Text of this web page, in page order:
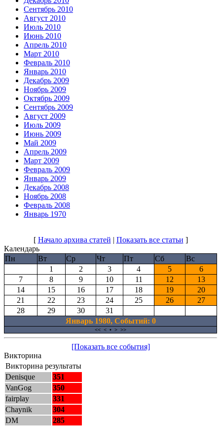
Сентябрь 2010
Август 2010
Июль 2010
Июнь 2010
Апрель 2010
Март 2010
Февраль 2010
Январь 2010
Декабрь 2009
Ноябрь 2009
Октябрь 2009
Сентябрь 2009
Август 2009
Июль 2009
Июнь 2009
Май 2009
Апрель 2009
Март 2009
Февраль 2009
Январь 2009
Декабрь 2008
Ноябрь 2008
Февраль 2008
Январь 1970
[ Начало архива статей | Показать все статьи ]
Календарь
Пн
Вт Ср Чт Пт Сб
Вс
1
2 3 4 5
6
7
8 9 10 11 12
13
14
15 16 17 18 19
20
21
22 23 24 25 26
27
28
29 30
31
Январь 1980, Cобытий: 0
<< < • > >>
[Показать все события]
Викторина
Викторина результаты
Denisque
351
VanGog
350
fairplay
331
Chaynik
304
DM
285